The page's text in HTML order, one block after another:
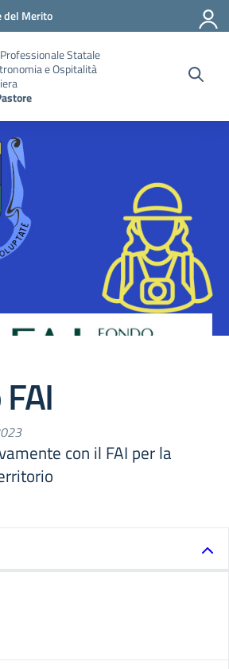
del Merito
Statale
e Ospitalità
con il FAI per la